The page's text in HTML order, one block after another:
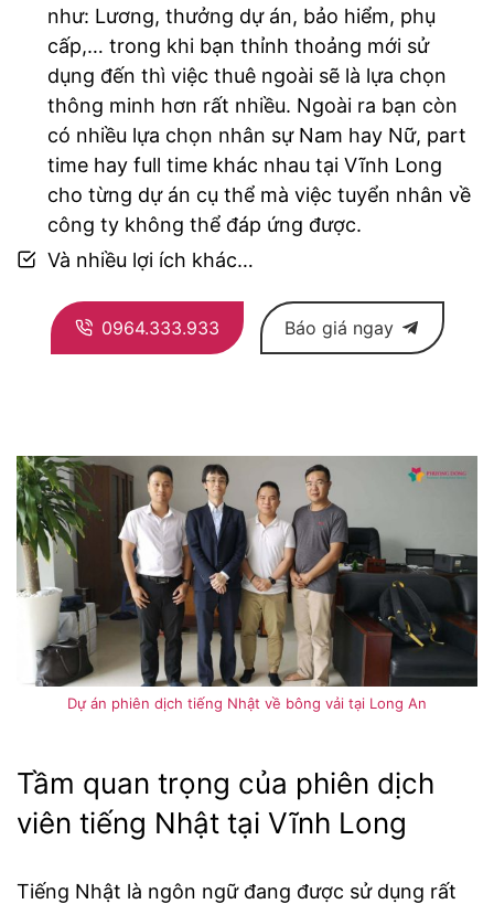
như: Lương, thưởng dự án, bảo hiểm, phụ
cấp,… trong khi bạn thỉnh thoảng mới sử
dụng đến thì việc thuê ngoài sẽ là lựa chọn
thông minh hơn rất nhiều. Ngoài ra bạn còn
có nhiều lựa chọn nhân sự Nam hay Nữ, part
time hay full time khác nhau tại Vĩnh Long
cho từng dự án cụ thể mà việc tuyển nhân về
công ty không thể đáp ứng được.
Và nhiều lợi ích khác…
0964.333.933 Báo giá ngay
Dự án phiên dịch tiếng Nhật về bông vải tại Long An
Tầm quan trọng của phiên dịch
viên tiếng Nhật tại Vĩnh Long
Tiếng Nhật là ngôn ngữ đang được sử dụng rất